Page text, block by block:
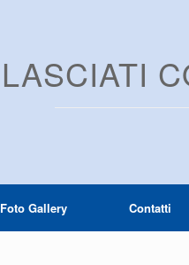
LASCIATI
Foto Gallery Contatti